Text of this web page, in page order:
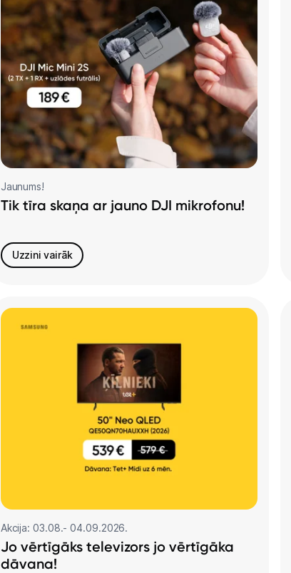
Jaunums!
Tik tīra skaņa ar jauno DJI mikrofonu!
Uzzini vairāk
Akcija: 03.08.- 04.09.2026.
Jo vērtīgāks televizors jo vērtīgāka
dāvana!